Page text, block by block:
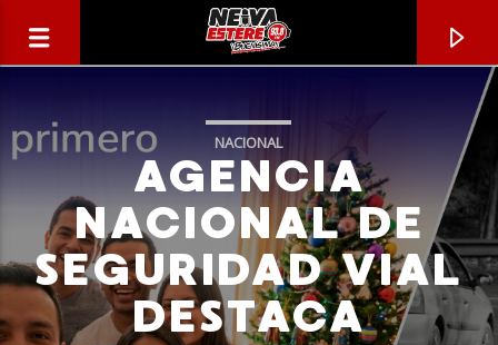
NACIONAL
AGENCIA
NACIONAL DE
SEGURIDAD VIAL
DESTACA